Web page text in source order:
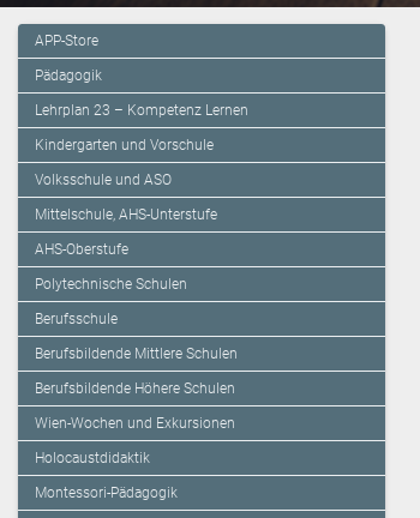
APP-Store
Pädagogik
Lehrplan 23 – Kompetenz Lernen
Kindergarten und Vorschule
Volksschule und ASO
Mittelschule, AHS-Unterstufe
AHS-Oberstufe
Polytechnische Schulen
Berufsschule
Berufsbildende Mittlere Schulen
Berufsbildende Höhere Schulen
Wien-Wochen und Exkursionen
Holocaustdidaktik
Montessori-Pädagogik